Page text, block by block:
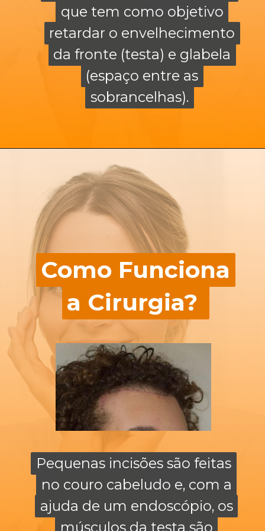
que tem como objetivo
retardar o envelhecimento
da fronte (testa) e glabela
(espaço entre as
sobrancelhas).
que tem como objetivo
retardar o envelhecimento
da fronte (testa) e glabela
(espaço entre as
sobrancelhas).
Como Funciona
a Cirurgia?
Como Funciona
a Cirurgia?
Pequenas incisões são feitas
no couro cabeludo e, com a
ajuda de um endoscópio, os
músculos da testa são
Pequenas incisões são feitas
no couro cabeludo e, com a
ajuda de um endoscópio, os
músculos da testa são